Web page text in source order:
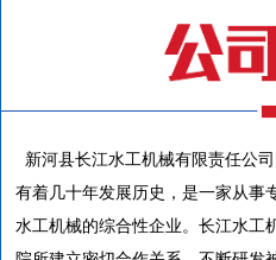
新河县长江水工机械有限责任公
有着几十年发展历史，是一家从事
水工机械的综合性企业。长江水工